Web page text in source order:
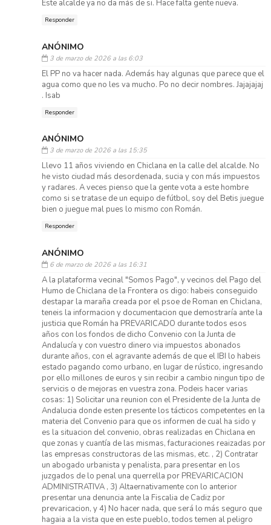
Este alcalde ya no da más de si. Hace falta gente nueva.
Responder
ANÓNIMO
3 de marzo de 2026 a las 6:03
El PP no va hacer nada. Además hay algunas que parece que el
agua como que no les va mucho. Po no decir nombres. Jajajajaj
. Isab
Responder
ANÓNIMO
3 de marzo de 2026 a las 15:35
Llevo 11 años viviendo en Chiclana en la calle del alcalde. No
he visto ciudad más desordenada, sucia y con más impuestos
y radares. A veces pienso que la gente vota a este hombre
como si se tratase de un equipo de fútbol, soy del Betis juegue
bien o juegue mal pues lo mismo con Román.
Responder
ANÓNIMO
6 de marzo de 2026 a las 16:31
A la plataforma vecinal "Somos Pago", y vecinos del Pago del
Humo de Chiclana de la Frontera os digo: habeis conseguido
destapar la maraña creada por el psoe de Roman en Chiclana,
teneis la informacion y documentacion que demostraría ante la
justicia que Román ha PREVARICADO durante todos esos
años con los fondos de dicho Convenio con la Junta de
Andalucía y con vuestro dinero via impuestos abonados
durante años, con el agravante además de que el IBI lo habeis
estado pagando como urbano, en lugar de rústico, ingresando
por ello millones de euros y sin recibir a cambio ningun tipo de
servicis o de mejoras en vuestra zona. Podeis hacer varias
cosas: 1) Solicitar una reunion con el Presidente de la Junta de
Andalucia donde esten presente los tácticos competentes en la
materia del Convenio para que os informen de cual ha sido y
es la situacion del convenio, obras realizadas en Chiclana en
que zonas y cuantía de las mismas, facturaciones reaizadas por
las empresas constructoras de las mismas, etc. , 2) Contratar
un abogado urbanista y penalista, para presentar en los
juzgados de lo penal una querrella por PREVARICACION
ADMINISTRATIVA , 3) Altaernativamente con lo anterior
presentar una denuncia ante la Fiscalia de Cadiz por
prevaricacion, y 4) No hacer nada, que será lo más seguro que
hagaia a la vista que en este pueblo, todos temen al peligro